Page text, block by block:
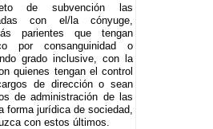
de subvención las
con el/la cónyuge,
parientes que tengan
por consanguinidad o
grado inclusive, con la
quienes tengan el control
de dirección o sean
de administración de las
forma jurídica de sociedad,
con estos últimos.